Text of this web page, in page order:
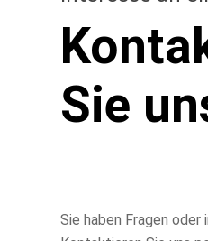
Sie
Sie haben Fragen